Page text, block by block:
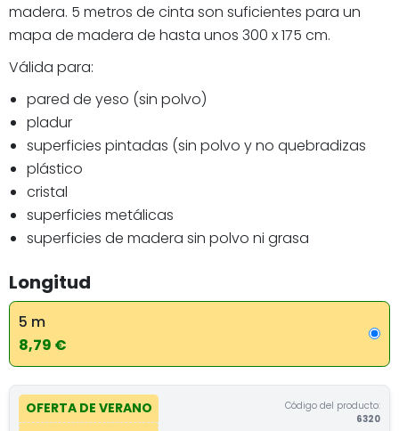
madera. 5 metros de cinta son suficientes para un
mapa de madera de hasta unos 300 x 175 cm.
Válida para:
pared de yeso (sin polvo)
pladur
superficies pintadas (sin polvo y no quebradizas
plástico
cristal
superficies metálicas
superficies de madera sin polvo ni grasa
Longitud
5 m
8,79 €
OFERTA DE VERANO
Código del producto:
6320